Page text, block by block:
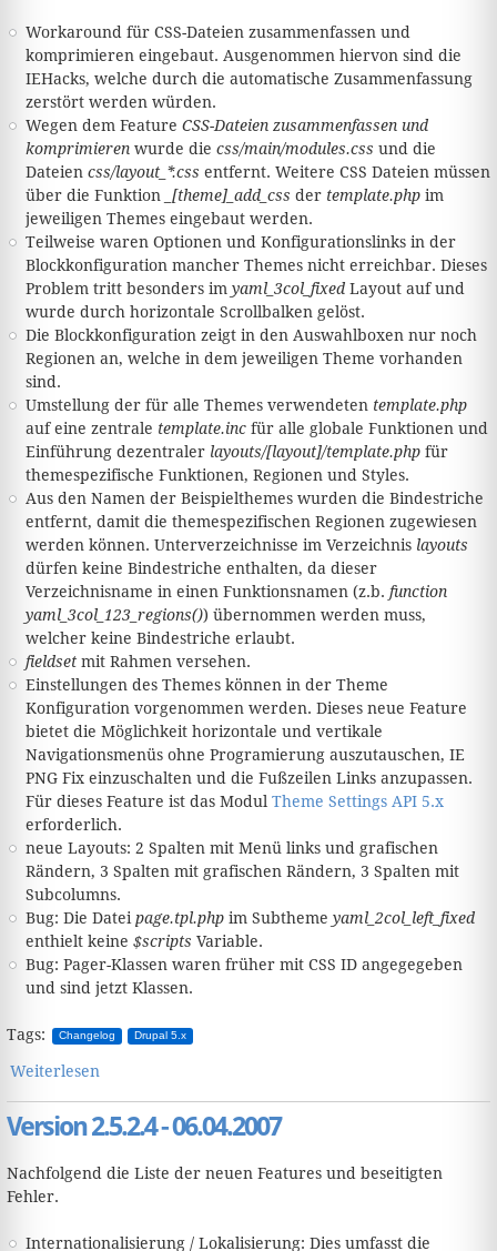
Workaround für CSS-Dateien zusammenfassen und
komprimieren eingebaut. Ausgenommen hiervon sind die
IEHacks, welche durch die automatische Zusammenfassung
zerstört werden würden.
Wegen dem Feature CSS-Dateien zusammenfassen und
komprimierenwurde die css/main/modules.css und die
Dateien css/layout_*.css entfernt. Weitere CSS Dateien müssen
über die Funktion
_[theme]_add_css der template.phpim
jeweiligen Themes eingebaut werden.
Teilweise waren Optionen und Konfigurationslinks in der
Blockkonfiguration mancher Themes nicht erreichbar. Dieses
Problem tritt besonders im yaml_3col_fixedLayout auf und
wurde durch horizontale Scrollbalken gelöst.
Die Blockkonfiguration zeigt in den Auswahlboxen nur noch
Regionen an, welche in dem jeweiligen Theme vorhanden
sind.
Umstellung der für alle Themes verwendeten template.php
auf eine zentrale template.incfür alle globale Funktionen und
Einführung dezentraler layouts/[layout]/template.phpfür
themespezifische Funktionen, Regionen und Styles.
Aus den Namen der Beispielthemes wurden die Bindestriche
entfernt, damit die themespezifischen Regionen zugewiesen
werden können. Unterverzeichnisse im Verzeichnis layouts
dürfen keine Bindestriche enthalten, da dieser
Verzeichnisname in einen Funktionsnamen (z.b. function
yaml_3col_123_regions()) übernommen werden muss,
welcher keine Bindestriche erlaubt.
fieldsetmit Rahmen versehen.
Einstellungen des Themes können in der Theme
Konfiguration vorgenommen werden. Dieses neue Feature
bietet die Möglichkeit horizontale und vertikale
Navigationsmenüs ohne Programierung auszutauschen, IE
PNG Fix einzuschalten und die Fußzeilen Links anzupassen.
Für dieses Feature ist das Modul Theme Settings API 5.x
erforderlich.
neue Layouts: 2 Spalten mit Menü links und grafischen
Rändern, 3 Spalten mit grafischen Rändern, 3 Spalten mit
Subcolumns.
Bug: Die Datei page.tpl.phpim Subtheme yaml_2col_left_fixed
enthielt keine $scripts Variable.
Bug: Pager-Klassen waren früher mit CSS ID angegegeben
und sind jetzt Klassen.
Tags: Changelog Drupal 5.x
Weiterlesenüber Version 2.5.2.5 - 24.05.2007
Version 2.5.2.4 - 06.04.2007
Nachfolgend die Liste der neuen Features und beseitigten
Fehler.
Internationalisierung / Lokalisierung: Dies umfasst die